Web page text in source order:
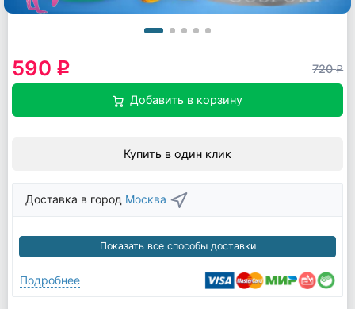
590 q 720q
Добавить в корзину
Купить в один клик
Доставка в город Москва
Показать все способы доставки
Подробнее